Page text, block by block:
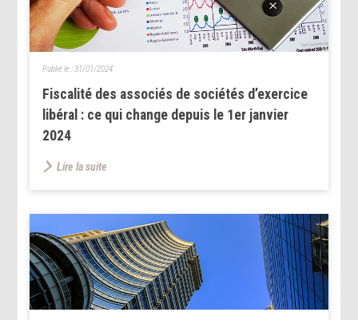
Fiscalité des associés de sociétés d’exercice
libéral : ce qui change depuis le 1er janvier
2024
Publié le :31/01/2024
Lire la suite